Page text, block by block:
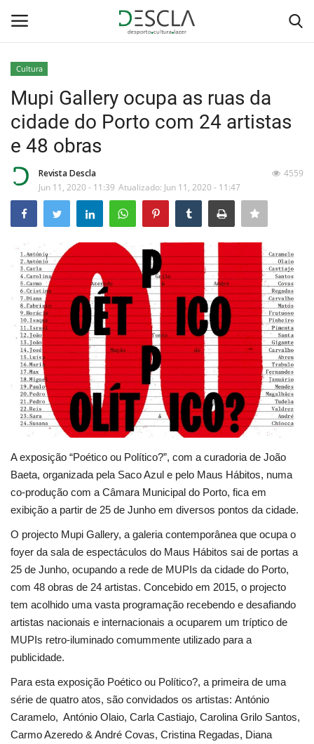
Home
Desporto
Sobre Nós
Educação
Estatuto Editorial
Saúde
Ficha técnica
Lazer
Ambiente
Cultura
Mupi Gallery ocupa as ruas da
cidade do Porto com 24 artistas
e 48 obras
Revista Descla
Jun 11, 2020 - 11:39 Atualizado: Jun 11, 2020 - 11:47
4559
A exposição “Poético ou Político?”, com a curadoria de João
Baeta, organizada pela Saco Azul e pelo Maus Hábitos, numa
co-produção com a Câmara Municipal do Porto, fica em
exibição a partir de 25 de Junho em diversos pontos da cidade.
O projecto Mupi Gallery, a galeria contemporânea que ocupa o
foyer da sala de espectáculos do Maus Hábitos sai de portas a
25 de Junho, ocupando a rede de MUPIs da cidade do Porto,
com 48 obras de 24 artistas. Concebido em 2015, o projecto
tem acolhido uma vasta programação recebendo e desafiando
artistas nacionais e internacionais a ocuparem um tríptico de
MUPIs retro-iluminado comummente utilizado para a
publicidade.
Para esta exposição Poético ou Político?, a primeira de uma
série de quatro atos, são convidados os artistas: António
Caramelo, António Olaio, Carla Castiajo, Carolina Grilo Santos,
Carmo Azeredo & André Covas, Cristina Regadas, Diana